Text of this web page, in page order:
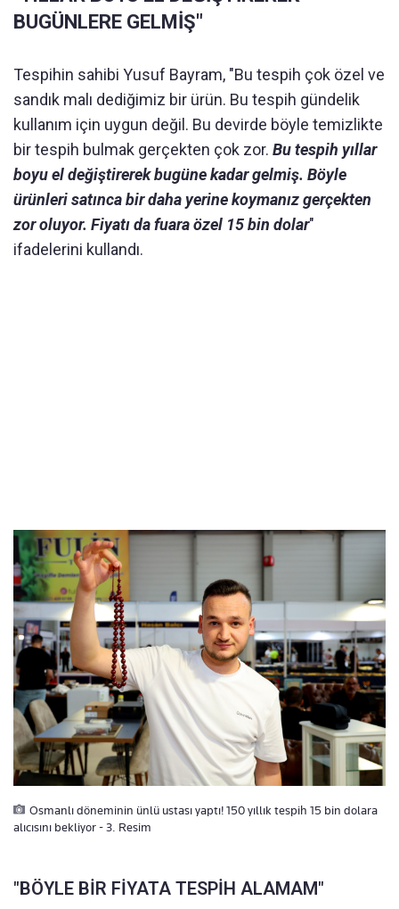
BUGÜNLERE GELMİŞ"
Tespihin sahibi Yusuf Bayram, "Bu tespih çok özel ve
sandık malı dediğimiz bir ürün. Bu tespih gündelik
kullanım için uygun değil. Bu devirde böyle temizlikte
bir tespih bulmak gerçekten çok zor. Bu tespih yıllar
boyu el değiştirerek bugüne kadar gelmiş. Böyle
ürünleri satınca bir daha yerine koymanız gerçekten
zor oluyor. Fiyatı da fuara özel 15 bin dolar"
ifadelerini kullandı.
Osmanlı döneminin ünlü ustası yaptı! 150 yıllık tespih 15 bin dolara
alıcısını bekliyor - 3. Resim
"BÖYLE BİR FİYATA TESPİH ALAMAM"